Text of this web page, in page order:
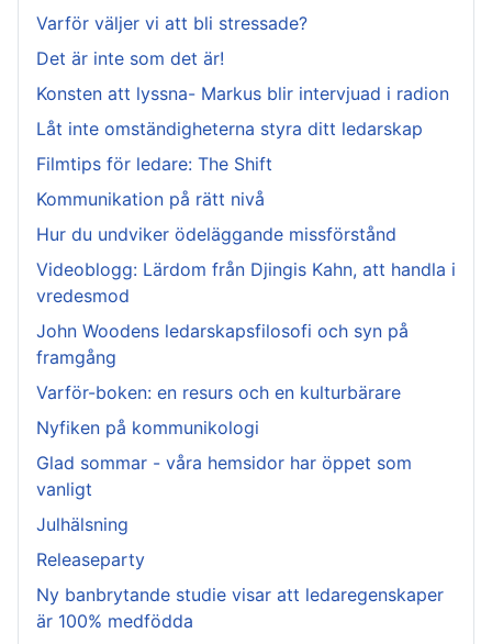
Varför väljer vi att bli stressade?
Det är inte som det är!
Konsten att lyssna- Markus blir intervjuad i radion
Låt inte omständigheterna styra ditt ledarskap
Filmtips för ledare: The Shift
Kommunikation på rätt nivå
Hur du undviker ödeläggande missförstånd
Videoblogg: Lärdom från Djingis Kahn, att handla i
vredesmod
John Woodens ledarskapsfilosofi och syn på
framgång
Varför-boken: en resurs och en kulturbärare
Nyfiken på kommunikologi
Glad sommar - våra hemsidor har öppet som
vanligt
Julhälsning
Releaseparty
Ny banbrytande studie visar att ledaregenskaper
är 100% medfödda